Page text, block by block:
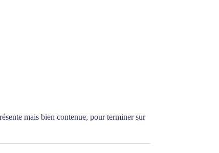
mais bien contenue, pour terminer sur